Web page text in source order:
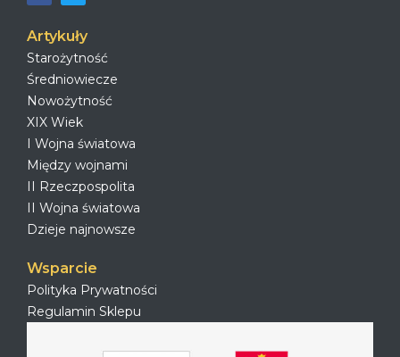
Artykuły
Starożytność
Średniowiecze
Nowożytność
XIX Wiek
I Wojna światowa
Między wojnami
II Rzeczpospolita
II Wojna światowa
Dzieje najnowsze
Wsparcie
Polityka Prywatności
Regulamin Sklepu